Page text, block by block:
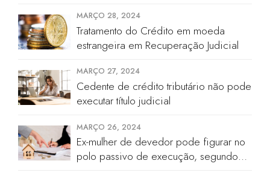
MARÇO 28, 2024
Tratamento do Crédito em moeda
estrangeira em Recuperação Judicial
MARÇO 27, 2024
Cedente de crédito tributário não pode
executar título judicial
MARÇO 26, 2024
Ex-mulher de devedor pode figurar no
polo passivo de execução, segundo